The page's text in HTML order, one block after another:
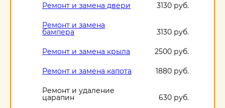
Ремонт и замена двери 3130 руб.
Ремонт и замена
бампера 3130 руб.
Ремонт и замена крыла 2500 руб.
Ремонт и замена капота 1880 руб.
Ремонт и удаление
царапин 630 руб.